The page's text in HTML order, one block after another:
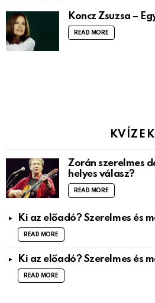
Koncz Zsuzsa –
READ MORE
KVÍZEK
Zorán szerelmes
helyes válasz?
READ MORE
Ki az előadó? Szerelmes és
READ MORE
Ki az előadó? Szerelmes és
READ MORE